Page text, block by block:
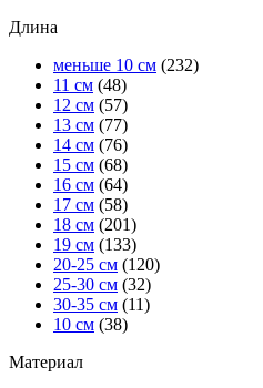
Длина
меньше 10 см (232)
11 см (48)
12 см (57)
13 см (77)
14 см (76)
15 см (68)
16 см (64)
17 см (58)
18 см (201)
19 см (133)
20-25 см (120)
25-30 см (32)
30-35 см (11)
10 см (38)
Материал